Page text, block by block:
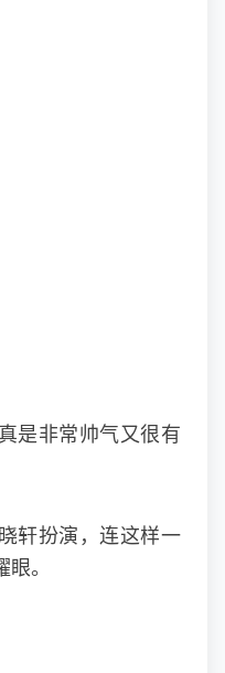
是非常帅气又很有
轩扮演，连这样一
。